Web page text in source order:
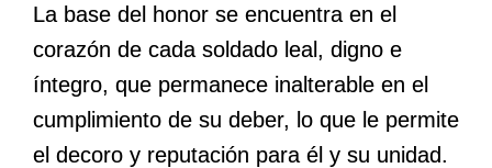
La base del honor se encuentra en el
corazón de cada soldado leal, digno e
íntegro, que permanece inalterable en el
cumplimiento de su deber, lo que le permite
el decoro y reputación para él y su unidad.